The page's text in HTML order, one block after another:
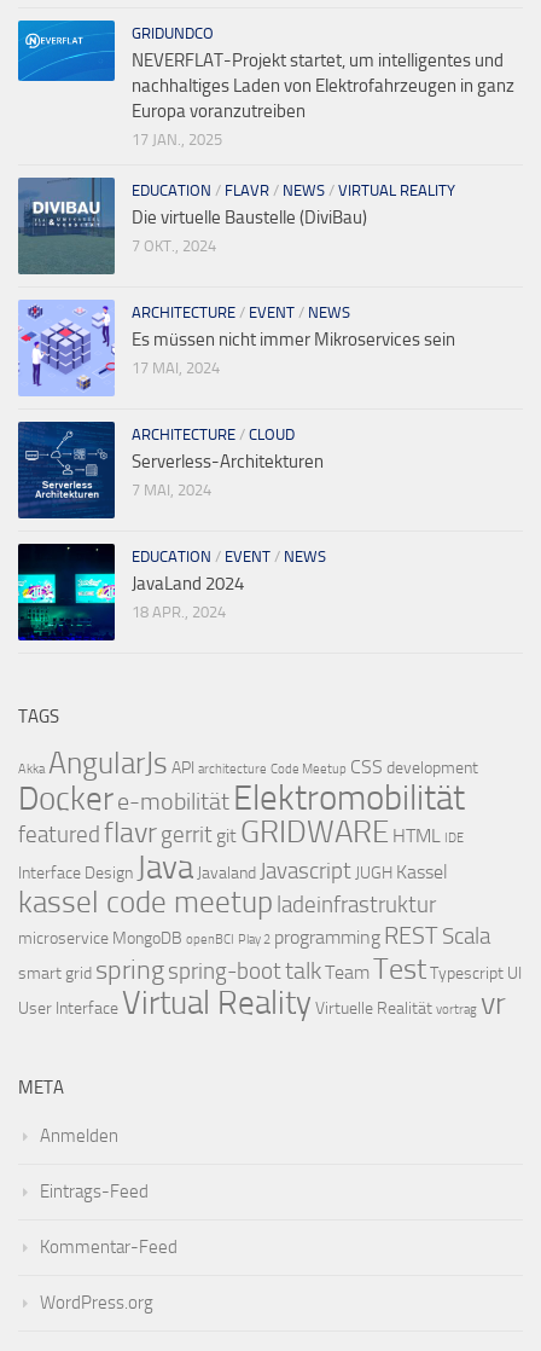
GRIDUNDCO
NEVERFLAT-Projekt startet, um intelligentes und
nachhaltiges Laden von Elektrofahrzeugen in ganz
Europa voranzutreiben
17 JAN., 2025
EDUCATION / FLAVR / NEWS / VIRTUAL REALITY
Die virtuelle Baustelle (DiviBau)
7 OKT., 2024
ARCHITECTURE / EVENT / NEWS
Es müssen nicht immer Mikroservices sein
17 MAI, 2024
ARCHITECTURE / CLOUD
Serverless-Architekturen
7 MAI, 2024
EDUCATION / EVENT / NEWS
JavaLand 2024
18 APR., 2024
TAGS
Akka AngularJs API architecture Code Meetup CSS development
Dockere-mobilität Elektromobilität
featured flavrgerrit git GRIDWARE HTML IDE
Interface Design Java Javaland Javascript JUGH Kassel
kassel code meetup ladeinfrastruktur
microservice MongoDB openBCI Play 2 programming RESTScala
smart grid springspring-boottalkTeamTestTypescript UI
User Interface Virtual Reality Virtuelle Realität vortrag vr
META
Anmelden
Eintrags-Feed
Kommentar-Feed
WordPress.org